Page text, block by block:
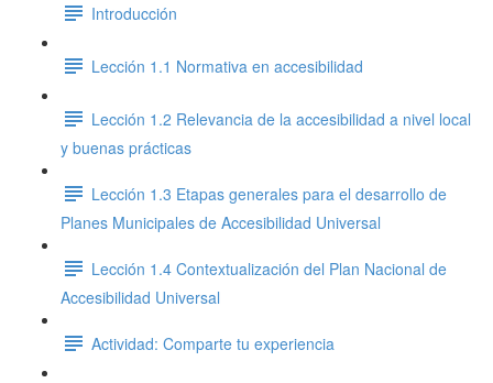
Introducción
Lección 1.1 Normativa en accesibilidad
Lección 1.2 Relevancia de la accesibilidad a nivel local
y buenas prácticas
Lección 1.3 Etapas generales para el desarrollo de
Planes Municipales de Accesibilidad Universal
Lección 1.4 Contextualización del Plan Nacional de
Accesibilidad Universal
Actividad: Comparte tu experiencia